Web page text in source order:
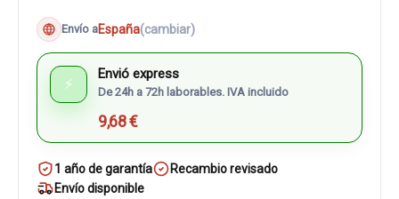
Envío aEspaña(cambiar)
⚡
Envió express
De 24h a 72h laborables. IVA incluido
9,68 €
1 año de garantía
Recambio revisado
Envío disponible